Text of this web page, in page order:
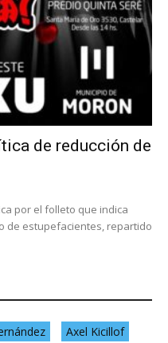
de reducción de
por el folleto que indica
de estupefacientes, repartido
Axel Kicillof